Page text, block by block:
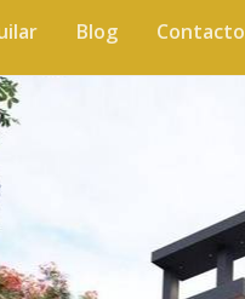
Blog Contacto